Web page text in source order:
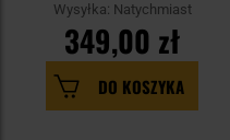
Wysyłka: Natychmiast
349,00 zł
DO KOSZYKA